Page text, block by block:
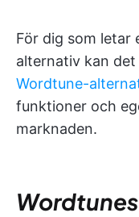
För dig som letar
alternativ kan
Wordtune-
funktioner och
marknaden.